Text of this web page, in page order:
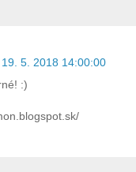
19. 5. 2018 14:00:00
:)